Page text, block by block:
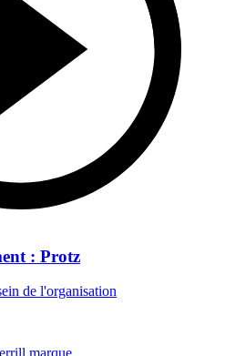
: Protz
de l'organisation